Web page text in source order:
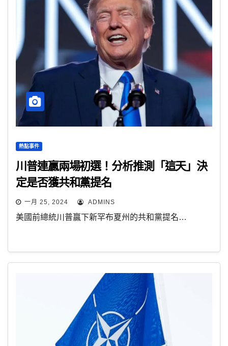
熱點事件
川普連贏兩場初選！分析推測「這天」決
定是否獲共和黨提名
一月 25, 2024 ADMINS
美國前總統川普贏下新罕布夏州的共和黨提名…